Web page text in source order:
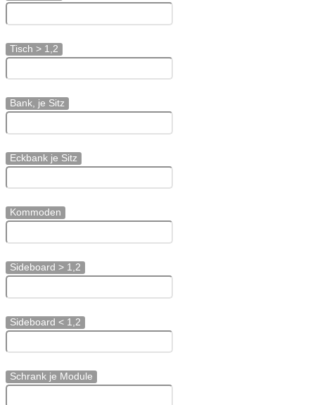
Tisch > 1,2
Bank, je Sitz
Eckbank je Sitz
Kommoden
Sideboard > 1,2
Sideboard < 1,2
Schrank je Module